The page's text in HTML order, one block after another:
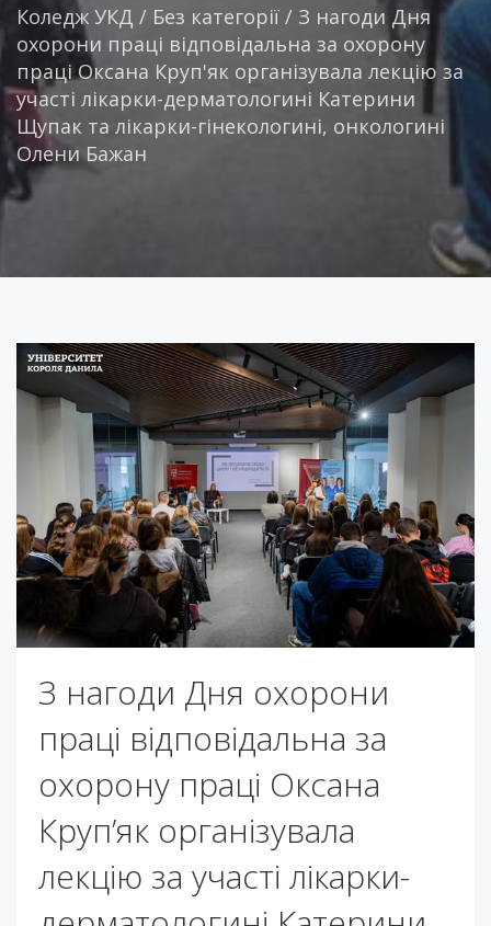
Коледж УКД / Без категорії / З нагоди Дня
охорони праці відповідальна за охорону
праці Оксана Круп'як організувала лекцію за
участі лікарки-дерматологині Катерини
Щупак та лікарки-гінекологині, онкологині
Олени Бажан
З нагоди Дня охорони
праці відповідальна за
охорону праці Оксана
Круп’як організувала
лекцію за участі лікарки-